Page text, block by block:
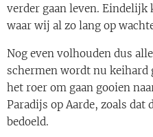
verder gaan leven.
waar wij al zo lang op
Nog even volhouden dus
schermen wordt nu keihard
het roer om gaan gooien
Paradijs op Aarde, zoals dat
bedoeld.